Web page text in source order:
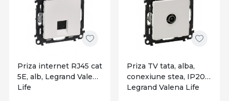
Priza internet RJ45 cat
5E, alb, Legrand Valena
Life
Priza TV tata, alba,
conexiune stea, IP20,
Legrand Valena Life